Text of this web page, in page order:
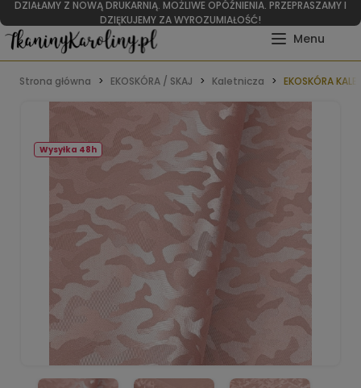
WITAMY W RAJU DLA RĘKODZIELNIKÓW I TAPICERÓW
Strona główna EKOSKÓRA / SKAJ Kaletnicza EKOSKÓRA
Wysyłka 48h